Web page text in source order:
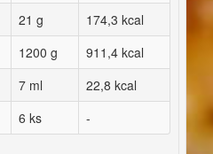
21 g
174,3 kcal
1200 g
911,4 kcal
7 ml
22,8 kcal
6 ks -